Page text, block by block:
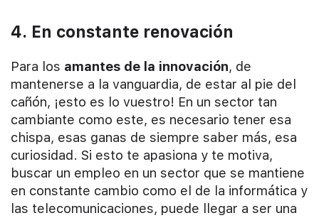
4. En constante renovación
Para los amantes de la innovación, de
mantenerse a la vanguardia, de estar al pie del
cañón, ¡esto es lo vuestro! En un sector tan
cambiante como este, es necesario tener esa
chispa, esas ganas de siempre saber más, esa
curiosidad. Si esto te apasiona y te motiva,
buscar un empleo en un sector que se mantiene
en constante cambio como el de la informática y
las telecomunicaciones, puede llegar a ser una